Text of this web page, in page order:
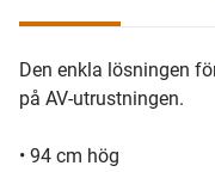
Den enkla lösningen
på AV-utrustningen.
• 94 cm hög